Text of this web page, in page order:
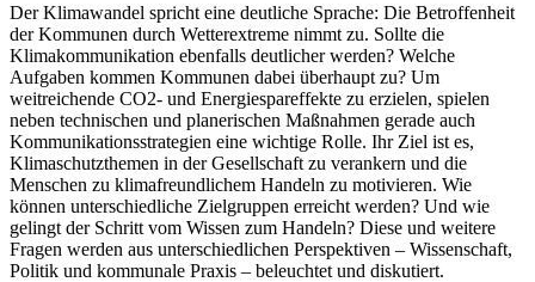
Der Klimawandel spricht eine deutliche Sprache: Die Betroffenheit
der Kommunen durch Wetterextreme nimmt zu. Sollte die
Klimakommunikation ebenfalls deutlicher werden? Welche
Aufgaben kommen Kommunen dabei überhaupt zu? Um
weitreichende CO2- und Energiespareffekte zu erzielen, spielen
neben technischen und planerischen Maßnahmen gerade auch
Kommunikationsstrategien eine wichtige Rolle. Ihr Ziel ist es,
Klimaschutzthemen in der Gesellschaft zu verankern und die
Menschen zu klimafreundlichem Handeln zu motivieren. Wie
können unterschiedliche Zielgruppen erreicht werden? Und wie
gelingt der Schritt vom Wissen zum Handeln? Diese und weitere
Fragen werden aus unterschiedlichen Perspektiven – Wissenschaft,
Politik und kommunale Praxis – beleuchtet und diskutiert.